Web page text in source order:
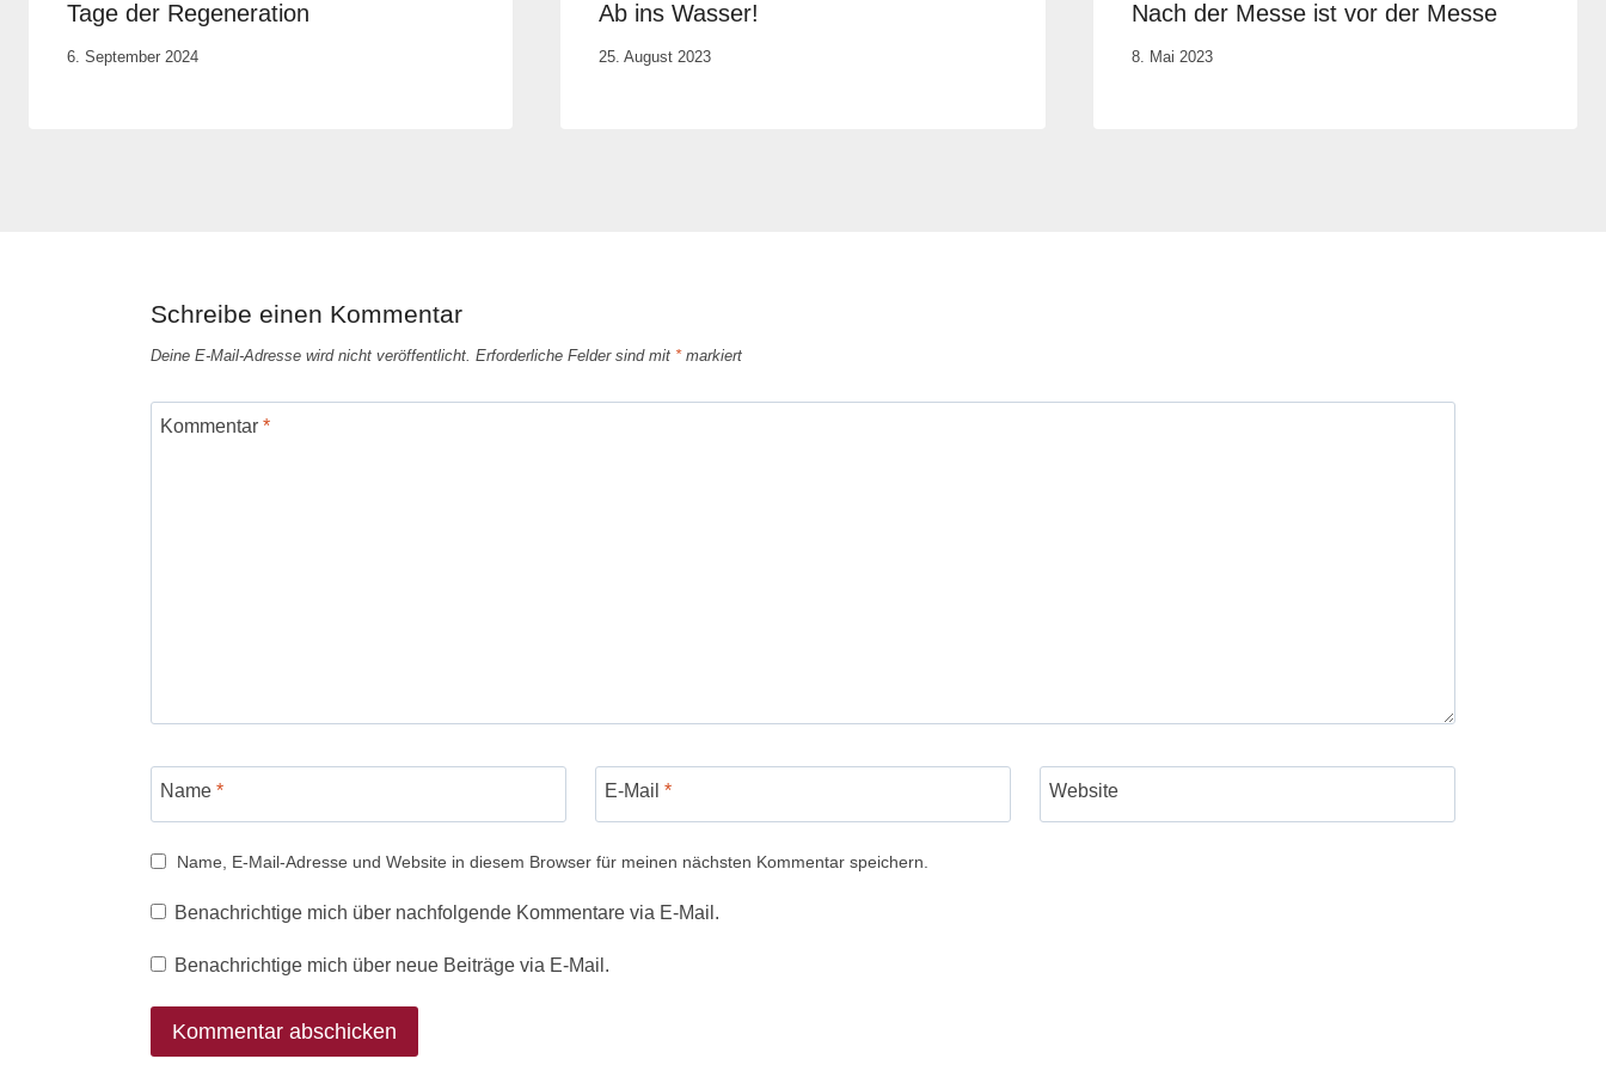
Tage der Regeneration
Von
6. September 2024
Ab ins Wasser!
Von
25. August 2023
Nach der Messe ist vor der Messe
Von
8. Mai 2023
Schreibe einen Kommentar
Deine E-Mail-Adresse wird nicht veröffentlicht. Erforderliche Felder sind mit *markiert
Kommentar *
Name * E-Mail * Website
Name, E-Mail-Adresse und Website in diesem Browser für meinen nächsten Kommentar speichern.
Benachrichtige mich über nachfolgende Kommentare via E-Mail.
Benachrichtige mich über neue Beiträge via E-Mail.